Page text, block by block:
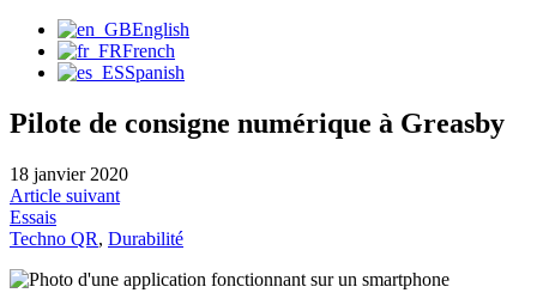
English
French
Spanish
Pilote de consigne numérique à Greasby
18 janvier 2020
Article suivant
Essais
Techno QR, Durabilité